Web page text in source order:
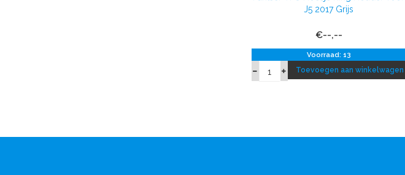
J5 2017 Grijs
€--,--
Voorraad: 13
Toevoegen aan winkelwagen